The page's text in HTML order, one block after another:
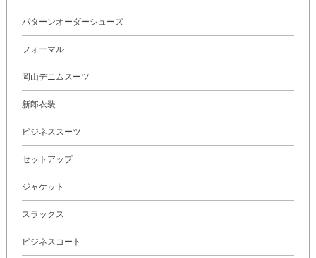
パターンオーダーシューズ
フォーマル
岡山デニムスーツ
新郎衣装
ビジネススーツ
セットアップ
ジャケット
スラックス
ビジネスコート